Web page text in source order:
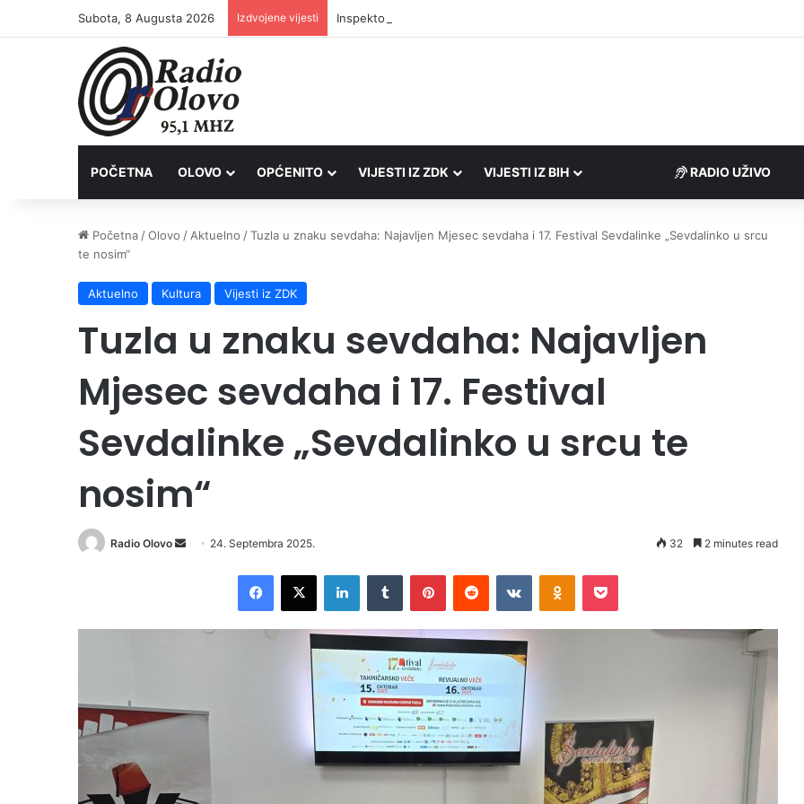
Subota, 8 Augusta 2026 Izdvojene vijesti Inspektori Porezne uprave FBiH na području ZDK izvršili 24 inspekcijska nadzora
POČETNA OLOVO OPĆENITO VIJESTI IZ ZDK VIJESTI IZ BIH RADIO UŽIVO
Početna /Olovo / Aktuelno /Tuzla u znaku sevdaha: Najavljen Mjesec sevdaha i 17. Festival Sevdalinke „Sevdalinko u srcu
te nosim“
Aktuelno Kultura Vijesti iz ZDK
Tuzla u znaku sevdaha: Najavljen
Mjesec sevdaha i 17. Festival
Sevdalinke „Sevdalinko u srcu te
nosim“
Radio Olovo
a
a
24. Septembra 2025. 32 2 minutes read